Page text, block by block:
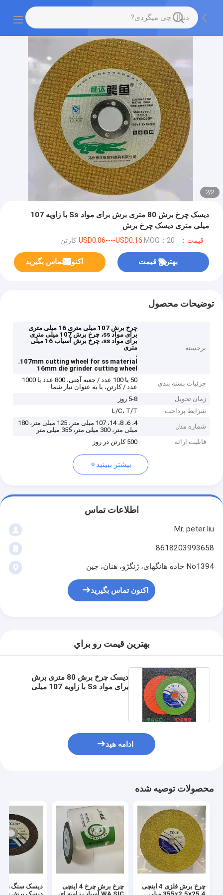
2
/
2
دیسک چرخ برش 80 متری برش برای مواد Ss با زاویه 107
میلی متری دیسک چرخ برش
قیمت：USD0.06----USD0.16 MOQ：20 کارتن
بهترین قیمت اکنون تماس بگیرید
توضیحات محصول
برجسته
چرخ برش 107 میلی متری 16 میلی متری
برای مواد ss، چرخ برش 107 میلی متری
برای مواد ss، چرخ برش آسیاب 16 میلی
متری
,
107mm cutting wheel for ss material
,
16mm die grinder cutting wheel
جزئیات بسته بندی
50 یا 100 عدد / جعبه آهنی، 800 عدد یا 1000
عدد / کارتن، یا به عنوان نیاز شما
زمان تحویل
5-8 روز
شرایط پرداخت
L/C، T/T
شماره مدل
4، 6، 8، 14، 107 میلی متر، 125 میلی متر، 180
میلی متر، 300 میلی متر، 355 میلی متر
قابلیت ارائه
500 کارتن در روز
بیشتر ببینید
اطلاعات تماس
Mr. peter liu
8618203993658
No1394 جاده هانگهای، ژنگژو، هنان، چین
اکنون تماس بگیرید
بهترين قيمت رو براي
دیسک چرخ برش 80 متری برش
برای مواد Ss با زاویه 107 میلی
ادامه هید
محصولات توصیه شده
چرخ برش فلزی 4 اینچی
چرخ برش چرخ 4 اینچی
دیسک سنگ